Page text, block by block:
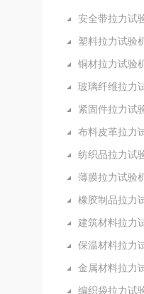
安全带拉力试
塑料拉力试验
铜材拉力试验
玻璃纤维拉力
紧固件拉力试
布料皮革拉力
纺织品拉力试
薄膜拉力试验
橡胶制品拉力
建筑材料拉力
保温材料拉力
金属材料拉力
编织袋拉力试